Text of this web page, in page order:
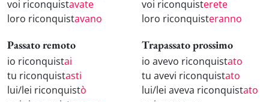
voi riconquistavate
loro riconquistavano
voi riconquisterete
loro riconquisteranno
Passato remoto
io riconquistai
tu riconquistasti
lui/lei riconquistò
Trapassato prossimo
io avevo riconquistato
tu avevi riconquistato
lui/lei aveva riconquistato